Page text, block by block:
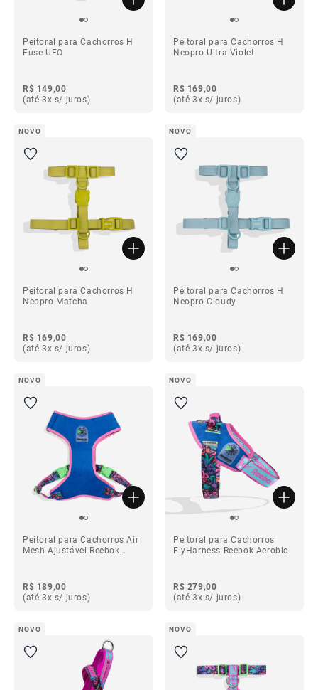
Peitoral para Cachorros H
Fuse UFO
R$ 149,00
(até 3x s/ juros)
Peitoral para Cachorros H
Neopro Ultra Violet
R$ 169,00
(até 3x s/ juros)
NOVO
Peitoral para Cachorros H
Neopro Matcha
R$ 169,00
(até 3x s/ juros)
NOVO
Peitoral para Cachorros H
Neopro Cloudy
R$ 169,00
(até 3x s/ juros)
NOVO
Peitoral para Cachorros Air
Mesh Ajustável Reebok
R$ 189,00
(até 3x s/ juros)
NOVO
Peitoral para Cachorros
FlyHarness Reebok Aerobic
R$ 279,00
(até 3x s/ juros)
NOVO NOVO